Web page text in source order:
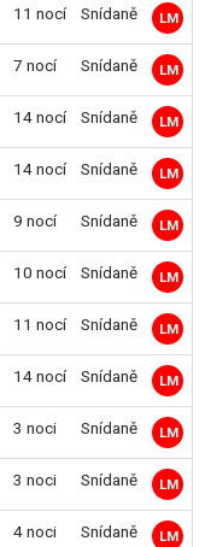
11 nocí Snídaně LM
7 nocí Snídaně LM
14 nocí Snídaně LM
14 nocí Snídaně LM
9 nocí Snídaně LM
10 nocí Snídaně LM
11 nocí Snídaně LM
14 nocí Snídaně LM
3 noci Snídaně LM
3 noci Snídaně LM
4 noci Snídaně LM